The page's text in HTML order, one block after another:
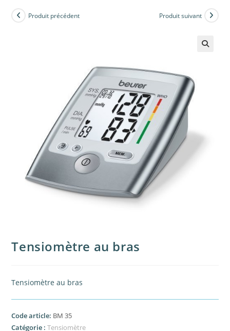
Produit précédent Produit suivant
Tensiomètre au bras
Tensiomètre au bras
Code article: BM 35
Catégorie :Tensiomètre